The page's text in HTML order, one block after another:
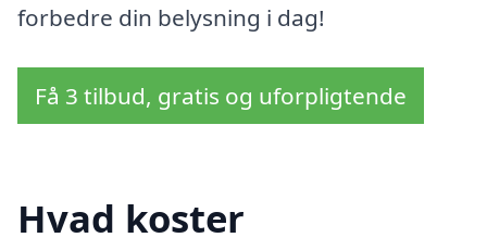
forbedre din belysning i dag!
Få 3 tilbud, gratis og uforpligtende
Hvad koster